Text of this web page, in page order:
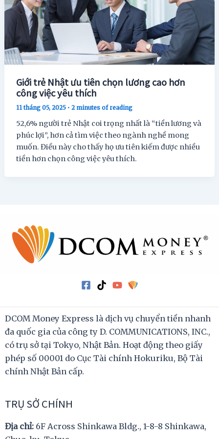
Giới trẻ Nhật ưu tiên chọn lương cao hơn
công việc yêu thích
11 tháng 05, 2025 •2 minutes of reading
52,6% người trẻ Nhật coi trọng nhất là “tiền lương và
phúc lợi”, hơn cả tìm việc theo ngành nghề mong
muốn. Điều này cho thấy họ ưu tiên kiếm được nhiều
tiền hơn chọn công việc yêu thích.
DCOM Money Express là dịch vụ chuyển tiền nhanh
đa quốc gia của công ty D. COMMUNICATIONS, INC.,
có trụ sở tại Tokyo, Nhật Bản. Hoạt động theo giấy
phép số 00001 do Cục Tài chính Hokuriku, Bộ Tài
chính Nhật Bản cấp.
TRỤ SỞ CHÍNH
Địa chỉ: 6F Across Shinkawa Bldg., 1-8-8 Shinkawa,